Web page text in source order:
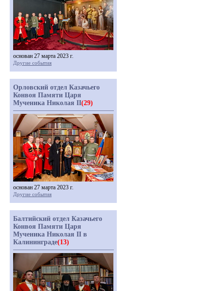
основан 27 марта 2023 г.
Другие события
Орловский отдел Казачьего
Конвоя Памяти Царя
Мученика Николая II(29)
основан 27 марта 2023 г.
Другие события
Балтийский отдел Казачьего
Конвоя Памяти Царя
Мученика Николая II в
Калининграде(13)